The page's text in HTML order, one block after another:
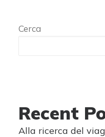
Cerca
Recent
Alla ricerca del